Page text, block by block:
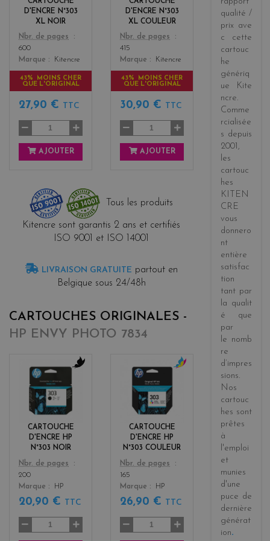
D'ENCRE N°303
XL NOIR
Color
Nbr. de pages
600
Marque
Kitencre
43% MOINS CHER
QUE L'ORIGINAL
27,90 € TTC
AJOUTER
D'ENCRE N°303
XL COULEUR
Color
s
Nbr. de pages
415
Marque
Kitencre
43% MOINS CHER
QUE L'ORIGINAL
30,90 € TTC
AJOUTER
Tous les produits
Kitencre sont garantis 2 ans et certifiés
ISO 9001 et ISO 14001
LIVRAISON GRATUITE partout en
Belgique sous 24/48h
CARTOUCHES ORIGINALES -
HP ENVY PHOTO 7834
CARTOUCHE
D'ENCRE HP
N°303 NOIR
Color
l
c
k
Nbr. de pages
200
Marque
HP
20,90 € TTC
CARTOUCHE
D'ENCRE HP
N°303 COULEUR
Color
r
Nbr. de pages
165
Marque
HP
26,90 € TTC
qualité /
prix ave
c cette
cartouc
he
génériq
ue
Kite
ncre.
Comme
rcialisée
s depuis
2001 ,
les
cartouc
hes
KITEN
CRE
vous
donnero
nt
entière
satisfac
tion
tant par
la qualit
é que
par
le nomb
re
d’impres
sions.
Nos
cartouc
hes sont
prêtes
à
l'emploi
et
munies
d'une
puce de
dernière
générat
ion.